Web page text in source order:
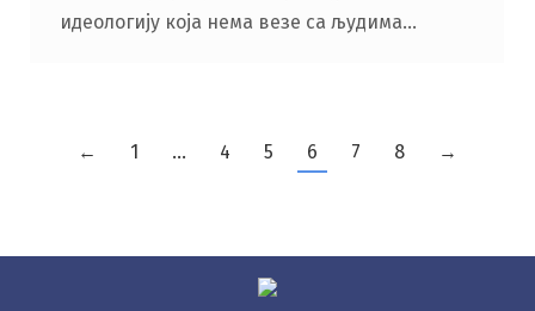
идеологију која нема везе са људима…
← 1 … 4 5 6 7 8 →